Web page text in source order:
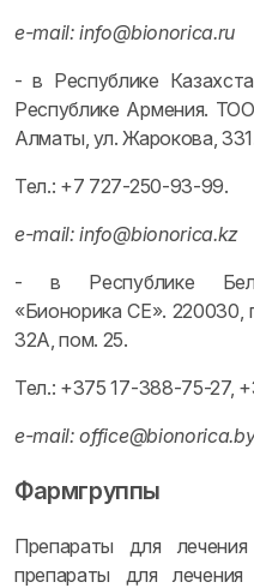
e-mail: info@bionorica.ru
- в Республике
Республике Армения.
Алматы, ул. Жарокова,
Тел.: +7 727-250-93-99.
e-mail: info@bionorica.kz
- в Республике
«Бионорика СЕ». 220030,
32А, пом. 25.
Тел.: +375 17-388-75-27,
e-mail:
Фармгруппы
Препараты для
препараты для лечения